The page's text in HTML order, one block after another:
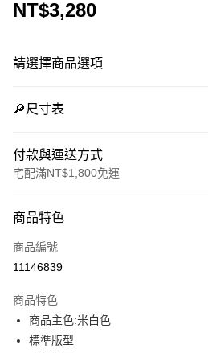
NT$3,280
請選擇商品選項
🔎尺寸表
付款與運送方式
宅配滿NT$1,800免運
信用卡一次付款
LINE Pay
街口支付
悠遊付
商品特色
商品編號
11146839
商品特色
商品主色:米白色
標準版型